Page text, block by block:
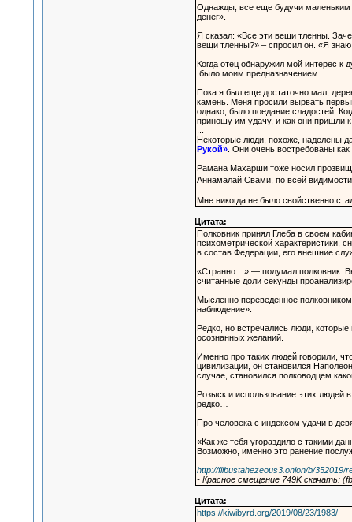
Однажды, все еще будучи маленьким
денег».
Я сказал: «Все эти вещи тленны.
вещи тленны?» – спросил он. «Я
Когда отец обнаружил мой интерес
было моим предназначением.
Пока я был еще достаточно мал,
камень. Меня просили вырвать
однако, было поедание сладостей.
приношу им удачу, и как они пришли
Некоторые люди, похоже, наделены
Рукой». Они очень востребованы
Рамана Махарши тоже носил
Аннамалай Свами, по всей
Мне никогда не было свойственно
Цитата:
Полковник принял Глеба в своем
психометрической характеристики,
в состав Федерации, его внешние
«Странно…» — подумал полковник.
считанные доли секунды
Мысленно переведенное
наблюдение».
Редко, но встречались люди,
осознанных желаний.
Именно про таких людей говорили,
цивилизации, он становился
случае, становился полководцем
Розыск и использование этих людей
редко…
Про человека с индексом удачи в
«Как же тебя угораздило с такими
Возможно, именно это ранение
http://flibustahezeous3.onion/b/352019/
- Красное смещение 749K скачать:
Цитата:
https://kiwibyrd.org/2019/08/23/1983/